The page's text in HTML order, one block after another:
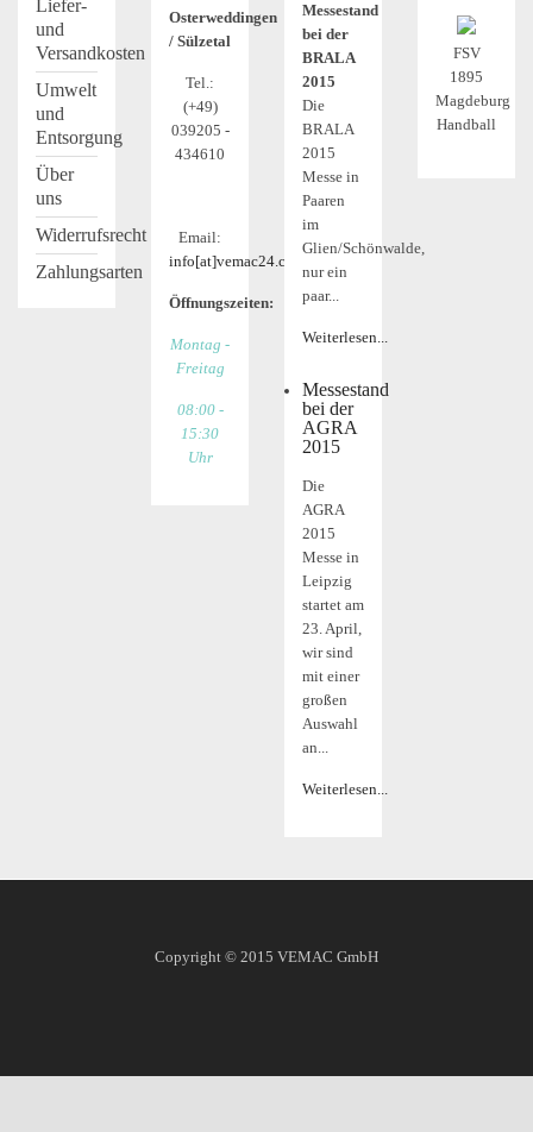
Liefer-
und
Versandkosten
Umwelt
und
Entsorgung
Über
uns
Widerrufsrecht
Zahlungsarten
Osterweddingen
/ Sülzetal
Tel.:
(+49)
039205 -
434610
Email:
info[at]vemac24.com
Öffnungszeiten:
Montag -
Freitag
08:00 -
15:30
Uhr
Messestand
bei der
BRALA
2015
Die
BRALA
2015
Messe in
Paaren
im
Glien/Schönwalde,
nur ein
paar...
Weiterlesen...
Messestand
bei der
AGRA
2015
Die
AGRA
2015
Messe in
Leipzig
startet am
23. April,
wir sind
mit einer
großen
Auswahl
an...
Weiterlesen...
FSV
1895
Magdeburg
Handball
Copyright © 2015 VEMAC GmbH